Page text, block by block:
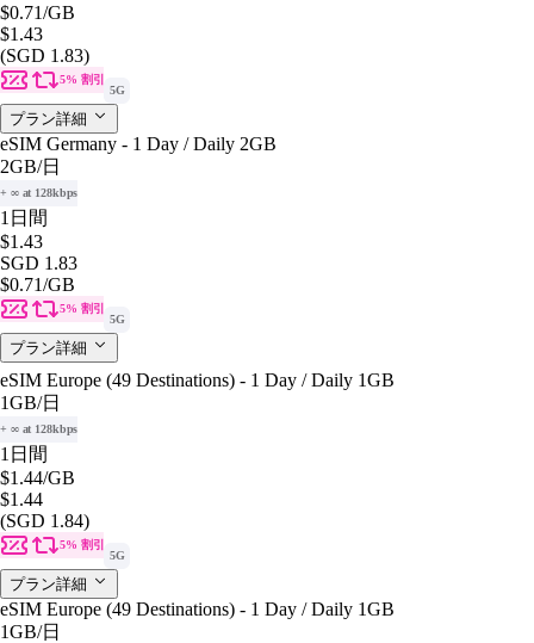
$0.71/GB
$1.43
(SGD 1.83)
5% 割引
5G
プラン詳細
eSIM Germany - 1 Day / Daily 2GB
2GB/日
+ ∞ at 128kbps
1日間
$1.43
SGD 1.83
$0.71/GB
5% 割引
5G
プラン詳細
eSIM Europe (49 Destinations) - 1 Day / Daily 1GB
1GB/日
+ ∞ at 128kbps
1日間
$1.44/GB
$1.44
(SGD 1.84)
5% 割引
5G
プラン詳細
eSIM Europe (49 Destinations) - 1 Day / Daily 1GB
1GB/日